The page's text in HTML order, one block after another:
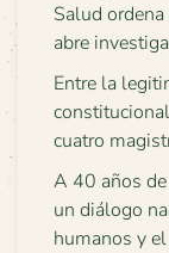
Salud
abre
Entre la
cuatro
A 40 años
un diálogo
humanos y